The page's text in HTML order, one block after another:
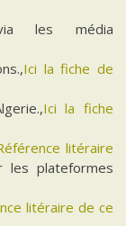
via les média
Ici la fiche de
Ici la fiche
litéraire
les plateformes
litéraire de ce